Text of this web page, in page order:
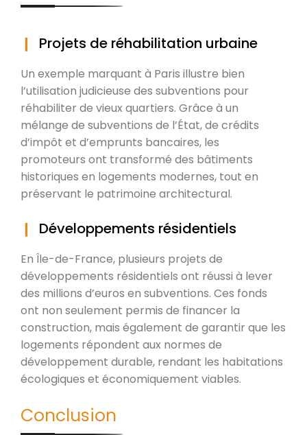
Projets de réhabilitation urbaine
Un exemple marquant à Paris illustre bien
l’utilisation judicieuse des subventions pour
réhabiliter de vieux quartiers. Grâce à un
mélange de subventions de l’État, de crédits
d’impôt et d’emprunts bancaires, les
promoteurs ont transformé des bâtiments
historiques en logements modernes, tout en
préservant le patrimoine architectural.
Développements résidentiels
En Île-de-France, plusieurs projets de
développements résidentiels ont réussi à lever
des millions d’euros en subventions. Ces fonds
ont non seulement permis de financer la
construction, mais également de garantir que les
logements répondent aux normes de
développement durable, rendant les habitations
écologiques et économiquement viables.
Conclusion